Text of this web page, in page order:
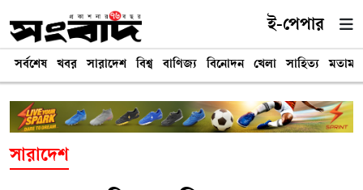
ই-পেপার
সর্বশেষ খবর সারাদেশ বিশ্ব বাণিজ্য বিনোদন খেলা সাহিত্য মতামত
সারাদেশ